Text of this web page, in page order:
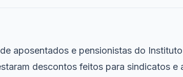
aposentados e pensionistas do
descontos feitos para sindicatos e